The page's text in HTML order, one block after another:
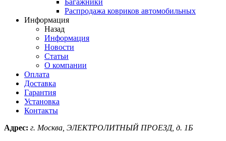
Багажники
Распродажа ковриков автомобильных
Информация
Назад
Информация
Новости
Статьи
О компании
Оплата
Доставка
Гарантия
Установка
Контакты
Адрес: г. Москва, ЭЛЕКТРОЛИТНЫЙ ПРОЕЗД, д. 1Б